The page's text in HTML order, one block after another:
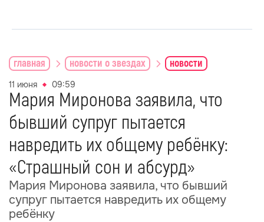
главная новости о звездах новости
11 июня 09:59
Мария Миронова заявила, что
бывший супруг пытается
навредить их общему ребёнку:
«Страшный сон и абсурд»
Мария Миронова заявила, что бывший
супруг пытается навредить их общему
ребёнку